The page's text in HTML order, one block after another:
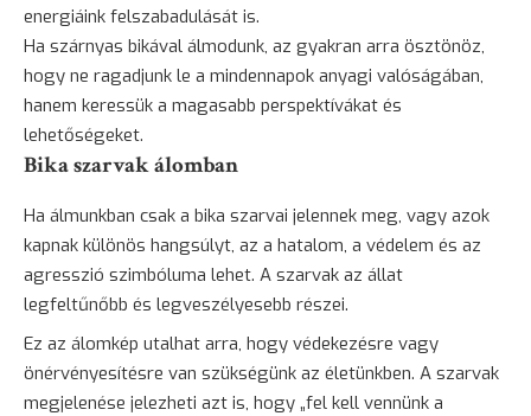
energiáink felszabadulását is.
Ha szárnyas bikával álmodunk, az gyakran arra ösztönöz,
hogy ne ragadjunk le a mindennapok anyagi valóságában,
hanem keressük a magasabb perspektívákat és
lehetőségeket.
Bika szarvak álomban
Ha álmunkban csak a bika szarvai jelennek meg, vagy azok
kapnak különös hangsúlyt, az a hatalom, a védelem és az
agresszió szimbóluma lehet. A szarvak az állat
legfeltűnőbb és legveszélyesebb részei.
Ez az álomkép utalhat arra, hogy védekezésre vagy
önérvényesítésre van szükségünk az életünkben. A szarvak
megjelenése jelezheti azt is, hogy „fel kell vennünk a